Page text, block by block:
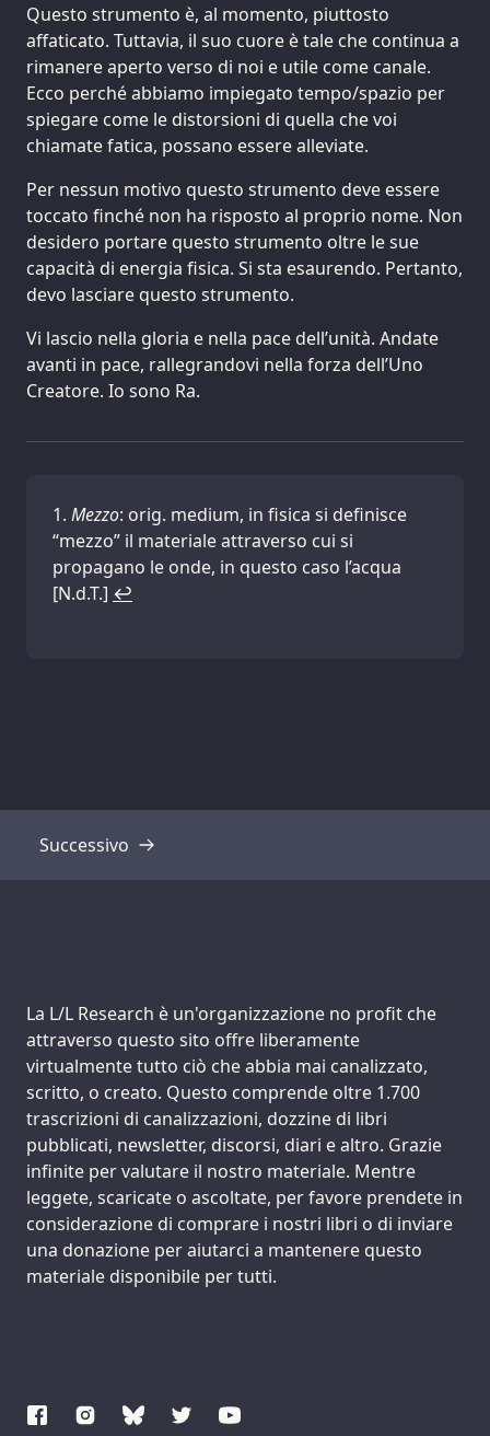
Questo strumento è, al momento, piuttosto
affaticato. Tuttavia, il suo cuore è tale che continua a
rimanere aperto verso di noi e utile come canale.
Ecco perché abbiamo impiegato tempo/spazio per
spiegare come le distorsioni di quella che voi
chiamate fatica, possano essere alleviate.
Per nessun motivo questo strumento deve essere
toccato finché non ha risposto al proprio nome. Non
desidero portare questo strumento oltre le sue
capacità di energia fisica. Si sta esaurendo. Pertanto,
devo lasciare questo strumento.
Vi lascio nella gloria e nella pace dell’unità. Andate
avanti in pace, rallegrandovi nella forza dell’Uno
Creatore. Io sono Ra.
Mezzo: orig. medium, in fisica si definisce
“mezzo” il materiale attraverso cui si
propagano le onde, in questo caso l’acqua
[N.d.T.] ↩
Successivo
Trascrizione
Support us:
La L/L Research è un'organizzazione no profit che
attraverso questo sito offre liberamente
virtualmente tutto ciò che abbia mai canalizzato,
scritto, o creato. Questo comprende oltre 1.700
trascrizioni di canalizzazioni, dozzine di libri
pubblicati, newsletter, discorsi, diari e altro. Grazie
infinite per valutare il nostro materiale. Mentre
leggete, scaricate o ascoltate, per favore prendete in
considerazione di comprare i nostri libri o di inviare
una donazione per aiutarci a mantenere questo
materiale disponibile per tutti.